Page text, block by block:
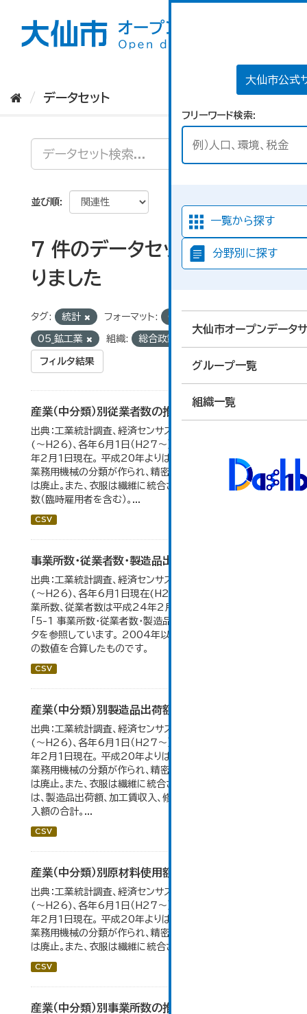
大仙市公式
フリーワード検索
一覧から探す
分野別に探す
大仙市オープンデータ
グループ一覧
組織一覧
データセット
並び順
7 件のデータセットが見つか
りました
タグ: 統計 フォーマット: CSV
05_鉱工業 組織: 総合政策課
フィルタ結果
産業（中分類）別従業者数の推移
出典：工業統計調査、経済センサス。 各年12月31日現在
(～H26)、各年6月1日（H27～）・平成23年のみ平成24
年2月1日現在。 平成20年よりはん用機械、生産用機械、
業務用機械の分類が作られ、精密機械、一般用機械の分類
は廃止。また、衣服は繊維に統合された。 数値は総従業者
数（臨時雇用者を含む）。...
CSV
事業所数・従業者数・製造品出荷額等の推移
出典：工業統計調査、経済センサス。各年12月31日現在
(～H26)、各年6月１日現在(H27～)。 平成23年のみ事
業所数、従業者数は平成24年2月1日現在。 大仙市の統計
「5-1 事業所数・従業者数・製造品出荷額等の推移」のデー
タを参照しています。 2004年以前の数値は合併前市町村
の数値を合算したものです。
CSV
産業（中分類）別製造品出荷額等の推移
出典：工業統計調査、経済センサス。 各年12月31日現在
(～H26)、各年6月1日（H27～）・平成23年のみ平成24
年2月1日現在。 平成20年よりはん用機械、生産用機械、
業務用機械の分類が作られ、精密機械、一般用機械の分類
は廃止。また、衣服は繊維に統合された。 製造品出荷額等
は、製造品出荷額、加工賃収入、修理料収入額、その他の収
入額の合計。...
CSV
産業（中分類）別原材料使用額等の推移
出典：工業統計調査、経済センサス。 各年12月31日現在
(～H26)、各年6月1日（H27～）・平成23年のみ平成24
年2月1日現在。 平成20年よりはん用機械、生産用機械、
業務用機械の分類が作られ、精密機械、一般用機械の分類
は廃止。また、衣服は繊維に統合された。...
CSV
産業（中分類）別事業所数の推移